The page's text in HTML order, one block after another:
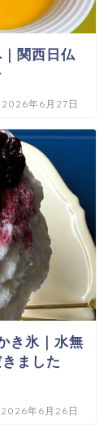
｜関西日仏
2026年6月27日
き氷｜水無
ました
2026年6月26日